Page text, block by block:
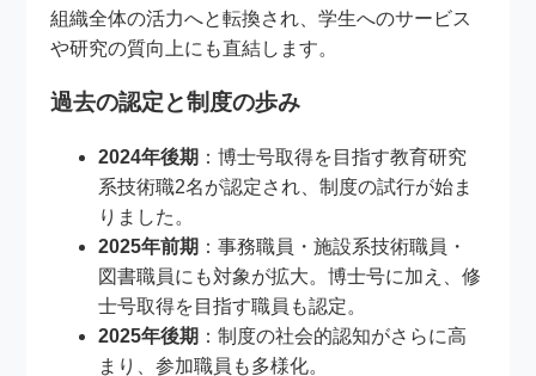
組織全体の活力へと転換され、学生へのサービス
や研究の質向上にも直結します。
過去の認定と制度の歩み
2024年後期 ：博士号取得を目指す教育研究
系技術職2名が認定され、制度の試行が始ま
りました。
2025年前期 ：事務職員・施設系技術職員・
図書職員にも対象が拡大。博士号に加え、修
士号取得を目指す職員も認定。
2025年後期 ：制度の社会的認知がさらに高
まり、参加職員も多様化。